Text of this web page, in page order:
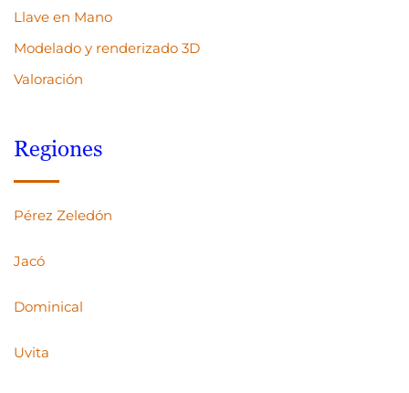
Llave en Mano
Modelado y renderizado 3D
Valoración
Regiones
Pérez Zeledón
Jacó
Dominical
Uvita